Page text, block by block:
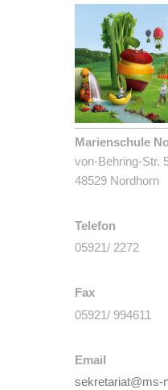
Marienschule
von-Behring-Str.
48529 Nordhorn
Telefon
05921/ 2272
Fax
05921/ 994611
Email
sekretariat@ms-